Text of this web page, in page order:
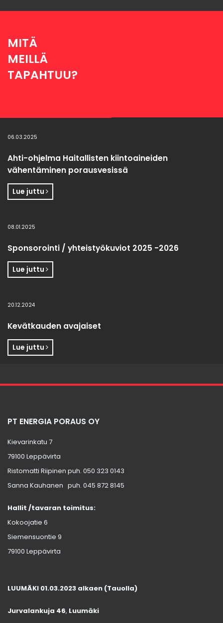
MITÄ
MEILLÄ
TAPAHTUU?
06.03.2025
Ahti-ohjelma Haitallisten kiintoaineiden
vähentäminen porausvesissä
Lue juttu
08.01.2025
Sponsorointi / yhteistyökuviot 2025 -2026
Lue juttu
20.12.2024
Kevätkauden avajaiset
Lue juttu
PT ENERGIA PORAUS OY
Kievarinkatu 7
79100 Leppävirta
Ristomatti Riipinen puh. 050 323 0143
Sanna Kauhanen puh. 045 872 8145
Hallit /tavaran toimitus:
Kokoojatie 6
Siemensuontie 9
79100 Leppävirta
LUUMÄKI 01.03.2023 alkaen (Tauolla)
Jurvalankuja 46, Luumäki